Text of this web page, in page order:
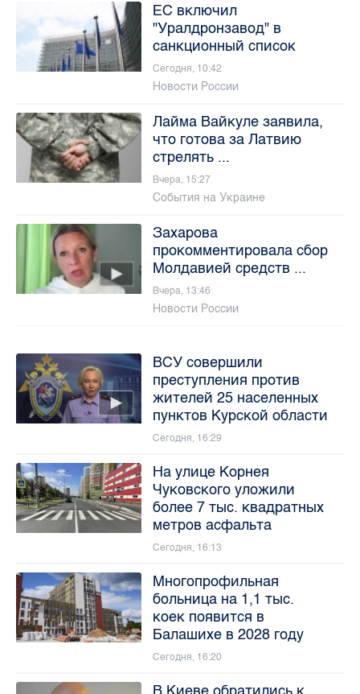
ЕС включил
"Уралдронзавод" в
санкционный список
Сегодня, 10:42
Новости России
Лайма Вайкуле заявила,
что готова за Латвию
стрелять ...
Вчера, 15:27
События на Украине
Захарова
прокомментировала сбор
Молдавией средств ...
Вчера, 13:46
Новости России
ВСУ совершили
преступления против
жителей 25 населенных
пунктов Курской области
Сегодня, 16:29
На улице Корнея
Чуковского уложили
более 7 тыс. квадратных
метров асфальта
Сегодня, 16:13
Многопрофильная
больница на 1,1 тыс.
коек появится в
Балашихе в 2028 году
Сегодня, 16:20